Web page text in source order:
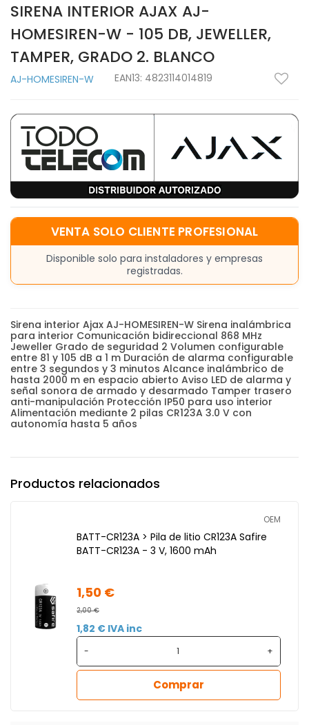
SIRENA INTERIOR AJAX AJ-
HOMESIREN-W - 105 DB, JEWELLER,
TAMPER, GRADO 2. BLANCO
AJ-HOMESIREN-W EAN13: 4823114014819
VENTA SOLO CLIENTE PROFESIONAL
Disponible solo para instaladores y empresas
registradas.
Sirena interior Ajax AJ-HOMESIREN-W Sirena inalámbrica
para interior Comunicación bidireccional 868 MHz
Jeweller Grado de seguridad 2 Volumen configurable
entre 81 y 105 dB a 1 m Duración de alarma configurable
entre 3 segundos y 3 minutos Alcance inalámbrico de
hasta 2000 m en espacio abierto Aviso LED de alarma y
señal sonora de armado y desarmado Tamper trasero
anti-manipulación Protección IP50 para uso interior
Alimentación mediante 2 pilas CR123A 3.0 V con
autonomía hasta 5 años
Productos relacionados
OEM
BATT-CR123A > Pila de litio CR123A Safire
BATT-CR123A - 3 V, 1600 mAh
1,50 €
2,00 €
1,82 € IVA inc
- +
Comprar